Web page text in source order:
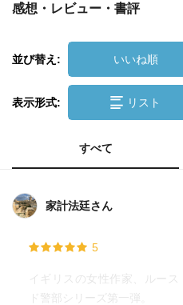
感想・レビュー・書評
並び替え: いいね順
表示形式: リスト
すべて
家計法廷さん
5
イギリスの女性作家、ルー
ド警部シリーズ第一弾。